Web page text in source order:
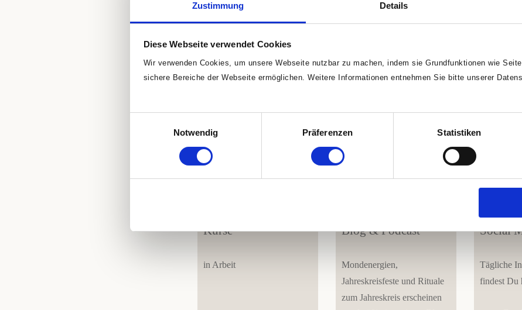
Zustimmung Details
Diese Webseite verwendet Cookies
Wir verwenden Cookies, um unsere Webseite nutzbar zu machen, indem sie Grundfunktionen wie
sichere Bereiche der Webseite ermöglichen. Weitere Informationen entnehmen Sie bitte unserer
Notwendig
Präferenzen Statistiken
Energiearbeit
Divine Intervention
Energie-Basis-Paket
Licht & Liebe
Aurareinigung
wertvollen
Kurse
in Arbeit
Blog & Podcast
Mondenergien,
Jahreskreisfeste und Rituale
zum Jahreskreis erscheinen
Social
Tägliche
findest Du